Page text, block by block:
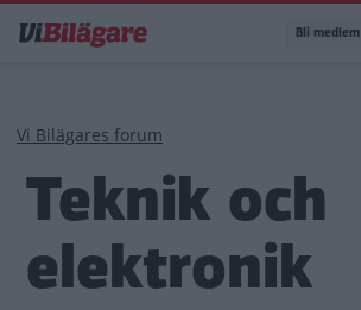
till
Bli medlem
Länkstig
Vi Bilägares forum
Teknik och
elektronik